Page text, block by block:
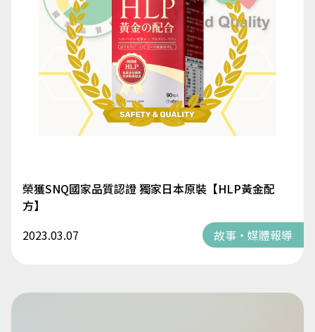
榮獲SNQ國家品質認證 獨家日本原裝【HLP黃金配
方】
2023.03.07
故事・媒體報導